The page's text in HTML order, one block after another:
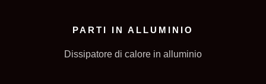
PARTI IN ALLUMINIO
Dissipatore di calore in alluminio